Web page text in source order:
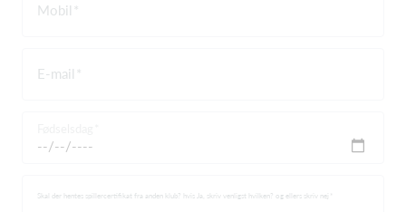
Mobil
E-mail
Skal der hentes spillercertifikat fra anden klub? hvis Ja, skriv venligst hvilken? og ellers skriv nej